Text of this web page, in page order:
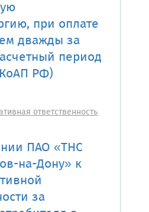
при оплате
дважды за
период
КоАП РФ)
ответственность
ПАО «ТНС
на-Дону» к
за